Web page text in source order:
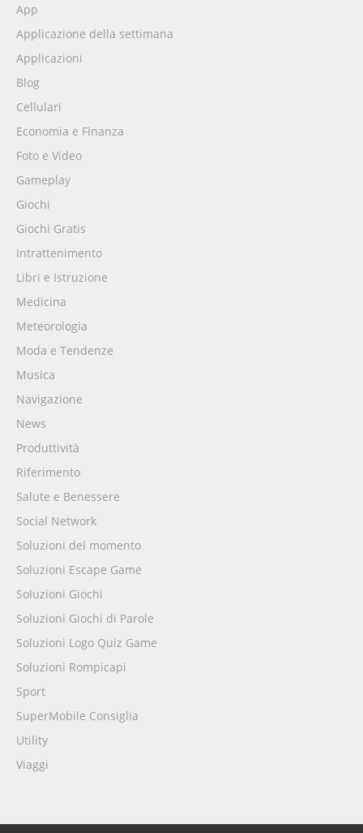
App
Applicazione della settimana
Applicazioni
Blog
Cellulari
Economia e Finanza
Foto e Video
Gameplay
Giochi
Giochi Gratis
Intrattenimento
Libri e Istruzione
Medicina
Meteorologia
Moda e Tendenze
Musica
Navigazione
News
Produttività
Riferimento
Salute e Benessere
Social Network
Soluzioni del momento
Soluzioni Escape Game
Soluzioni Giochi
Soluzioni Giochi di Parole
Soluzioni Logo Quiz Game
Soluzioni Rompicapi
Sport
SuperMobile Consiglia
Utility
Viaggi